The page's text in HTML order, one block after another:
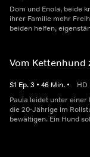
Dom und Enola, beide
ihrer Familie mehr
beiden helfen,
Vom Kettenhund
S1 Ep.3 • 46 Min. • HD
Paula leidet unter einer
die 20-Jährige im
bewältigen. Ein Hund